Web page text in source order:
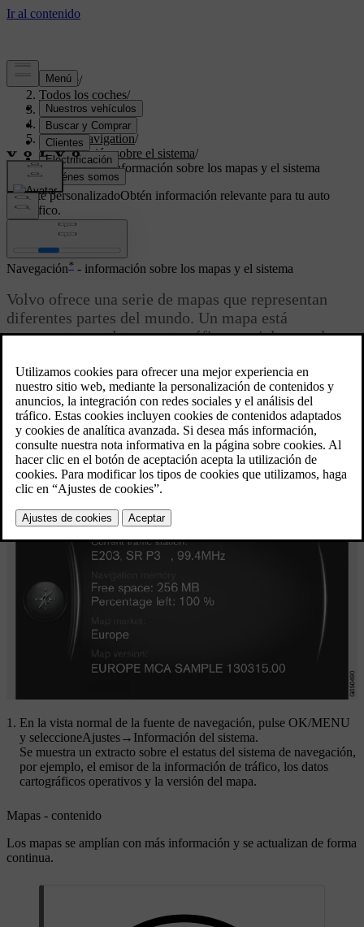
Soporte/
Todos los coches/
V70 2016 /
Manual de usuario
Sensus Navigation/
Información sobre el sistema/
Navegación - información sobre los mapas y el sistema
Soporte personalizadoObtén información relevante para tu auto
específico.
Iniciar sesión
Actualizado 08/06/2023
Navegación* - información sobre los mapas y el sistema
Volvo ofrece una serie de mapas que representan
diferentes partes del mundo. Un mapa está
compuesto por datos cartográficos y viales con la
Al actualizar, se transmite información nueva al
sistema de navegación y se borra la información
desactualizada.
Información del sistema
En la vista normal de la fuente de navegación, pulse OK/MENU
y seleccioneAjustes→ Información del sistema.
Se muestra un extracto sobre el estatus del sistema de navegación,
por ejemplo, el emisor de la información de tráfico, los datos
cartográficos operativos y la versión del mapa.
Mapas - contenido
Los mapas se amplían con más información y se actualizan de forma
continua.